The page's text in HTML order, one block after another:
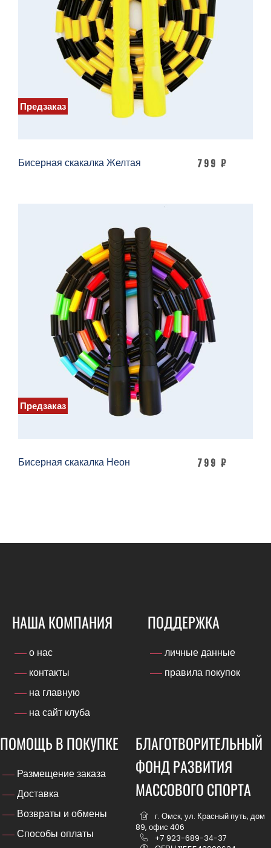
Предзаказ
Бисерная скакалка Желтая 799 ₽
Предзаказ
Бисерная скакалка Неон 799 ₽
НАША КОМПАНИЯ
о нас
контакты
на главную
на сайт клуба
ПОДДЕРЖКА
личные данные
правила покупок
ПОМОЩЬ В ПОКУПКЕ
Размещение заказа
Доставка
Возвраты и обмены
Способы оплаты
БЛАГОТВОРИТЕЛЬНЫЙ
ФОНД РАЗВИТИЯ
МАССОВОГО СПОРТА
г. Омск, ул. Красный путь, дом
89, офис 406
+7 923-689-34-37